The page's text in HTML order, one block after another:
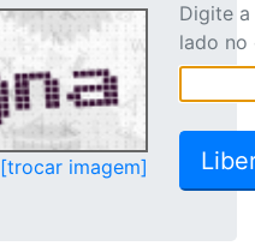
[trocar imagem]
Digite
lado no